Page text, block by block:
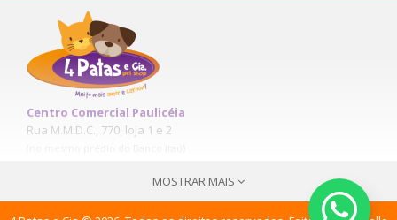
R$71,16
Centro Comercial Paulicéia
Rua M.M.D.C., 770, loja 1 e 2
(11) 9 6164-0027
MOSTRAR MAIS